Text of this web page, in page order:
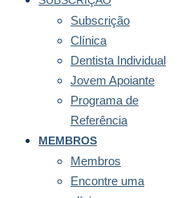
Subscrição
Clínica
Dentista Individual
Jovem Apoiante
Programa de
Referência
MEMBROS
Membros
Encontre uma